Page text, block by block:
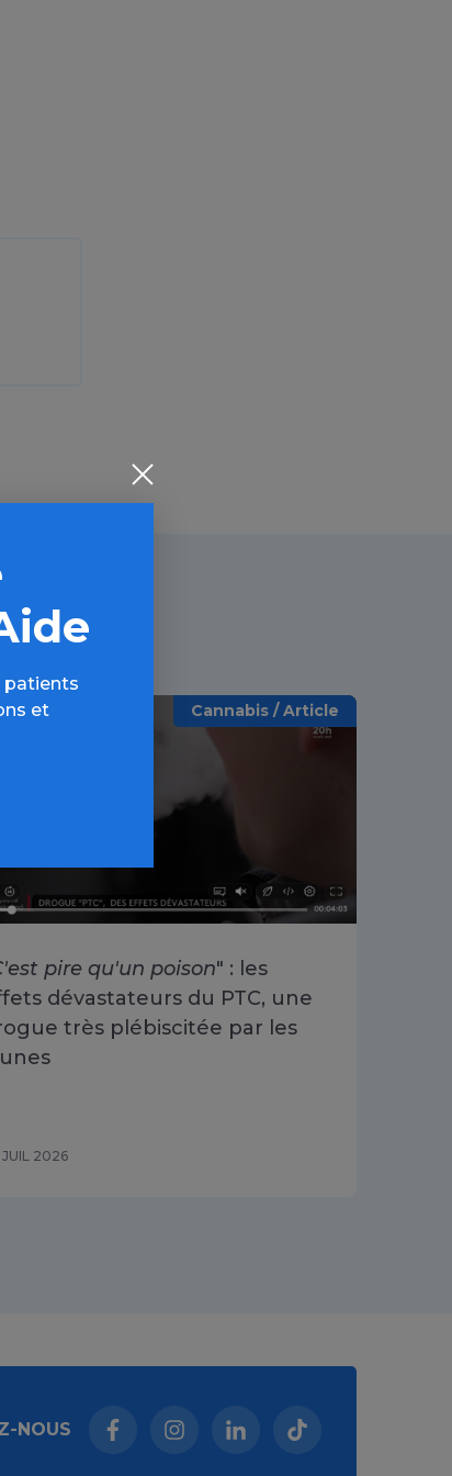
Cannabis / Article
pire qu'un poison" : les
dévastateurs du PTC, une
très plébiscitée par les
2026
patients
et
NOUS
Facebook (nouvelle fenêtre)
Instagram (nouvelle fenêtre)
Linkedin (nouvelle
Tiktok (nouvelle